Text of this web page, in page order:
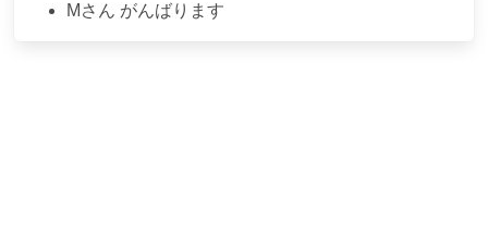
M さん がんばります